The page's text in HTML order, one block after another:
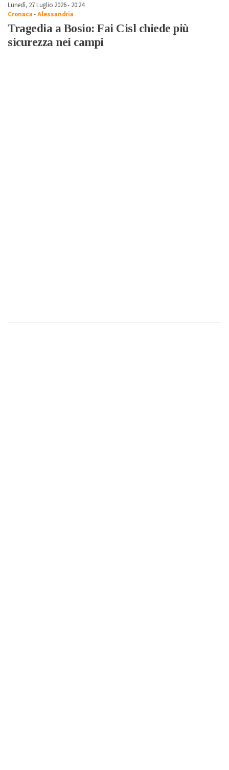
Lunedì, 27 Luglio 2026 - 20:24
Cronaca-Alessandria
Tragedia a Bosio: Fai Cisl chiede più
sicurezza nei campi